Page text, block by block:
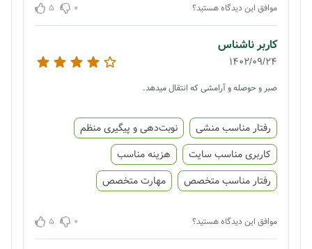
موافق این دیدگاه هستید؟ 0
5
کاربر ناشناس
1402/09/24
صبر و حوصله و آرامشی که انتقال میدهد.
رفتار مناسب منشی
نوبت‌دهی و پیگیری منظم
کاربری مناسب سایت
هزینه مناسب
رفتار مناسب متخصص
مهارت متخصص
موافق این دیدگاه هستید؟ 0
5